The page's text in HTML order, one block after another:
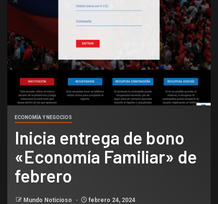
ECONOMÍA Y NEGOCIOS
Inicia entrega de bono
«Economía Familiar» de
febrero
Mundo Noticioso febrero 24, 2024